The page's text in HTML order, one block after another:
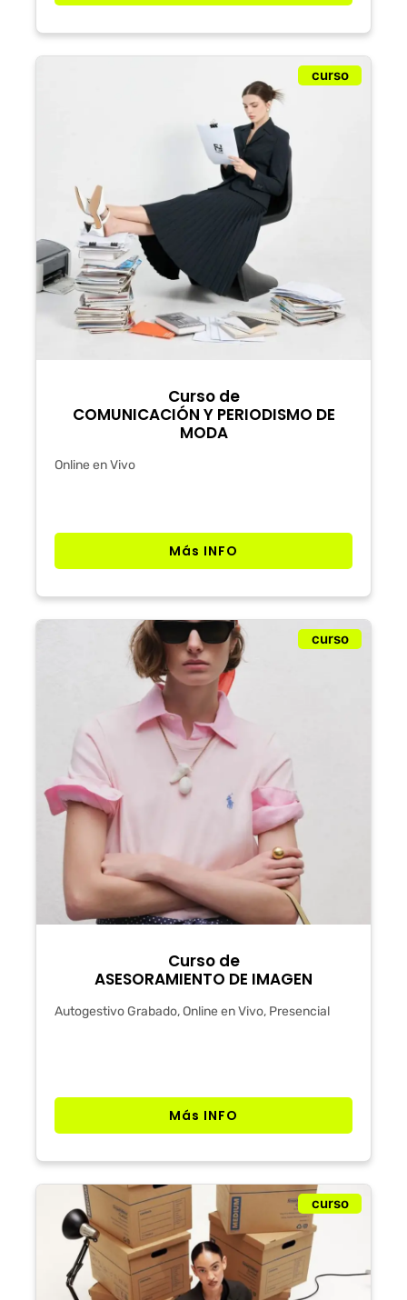
curso
Curso de
COMUNICACIÓN Y PERIODISMO DE
MODA
Online en Vivo
Más INFO
curso
Curso de
ASESORAMIENTO DE IMAGEN
Autogestivo Grabado, Online en Vivo, Presencial
Más INFO
curso